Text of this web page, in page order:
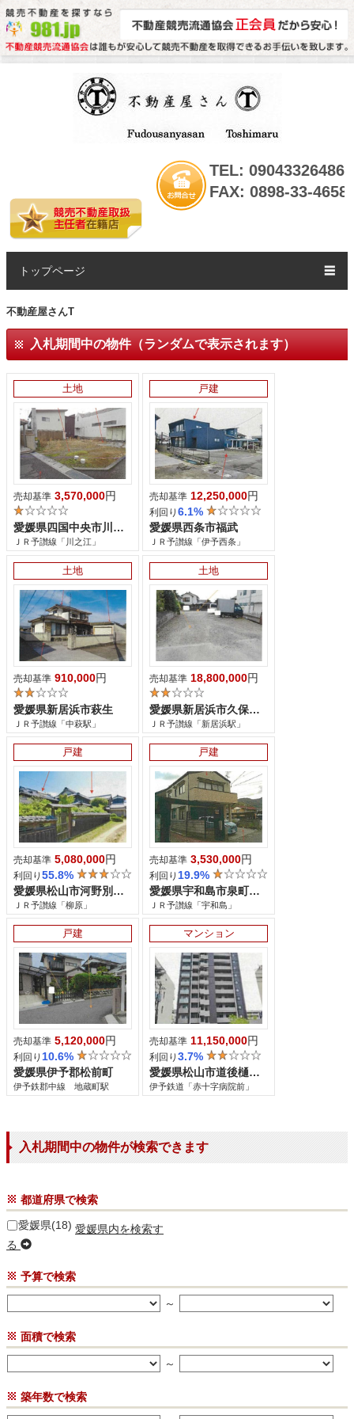
TEL: 09043326486
FAX: 0898-33-4658
トップページ ☰
不動産屋さんT
入札期間中の物件（ランダムで表示されます）
土地
売却基準 3,570,000円
愛媛県四国中央市川之江町
ＪＲ予讃線「川之江」
戸建
売却基準 12,250,000円
利回り6.1%
愛媛県西条市福武
ＪＲ予讃線「伊予西条」
土地
売却基準 910,000円
愛媛県新居浜市萩生
ＪＲ予讃線「中萩駅」
土地
売却基準 18,800,000円
愛媛県新居浜市久保田...
ＪＲ予讃線「新居浜駅」
戸建
売却基準 5,080,000円
利回り 55.8%
愛媛県松山市河野別府
ＪＲ予讃線「柳原」
戸建
売却基準 3,530,000円
利回り19.9%
愛媛県宇和島市泉町二丁目
ＪＲ予讃線「宇和島」
戸建
売却基準 5,120,000円
利回り 10.6%
愛媛県伊予郡松前町
伊予鉄郡中線 地蔵町駅
マンション
売却基準 11,150,000円
利回り3.7%
愛媛県松山市道後樋又
伊予鉄道「赤十字病院前」
入札期間中の物件が検索できます
都道府県で検索
愛媛県(18) 愛媛県内を検索す
る
予算で検索
～
面積で検索
～
築年数で検索